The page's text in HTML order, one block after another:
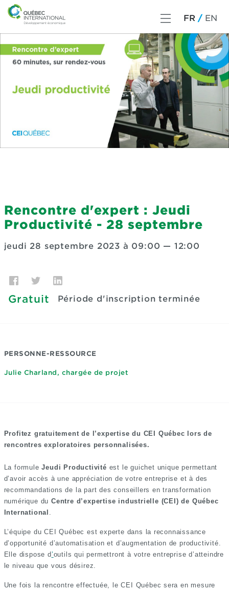
FR EN
Rencontre d'expert : Jeudi
Productivité - 28 septembre
jeudi 28 septembre 2023 à 09:00 — 12:00
Gratuit Période d'inscription terminée
PERSONNE-RESSOURCE
Julie Charland, chargée de projet
Profitez gratuitement de l’expertise du CEI Québec lors de
rencontres exploratoires personnalisées.
La formuleJeudi Productivité est le guichet unique permettant
d’avoir accès à une appréciation de votre entreprise et à des
recommandations de la part des conseillers en transformation
numérique du Centre d’expertise industrielle (CEI) de Québec
International .
L’équipe du CEI Québec est experte dans la reconnaissance
d’opportunité d’automatisation et d’augmentation de productivité.
Elle dispose d’outils qui permettront à votre entreprise d’atteindre
le niveau que vous désirez.
Une fois la rencontre effectuée, le CEI Québec sera en mesure